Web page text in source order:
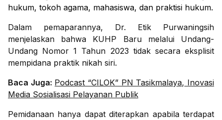
hukum, tokoh agama, mahasiswa, dan praktisi hukum.
Dalam pemaparannya, Dr. Etik Purwaningsih
menjelaskan bahwa KUHP Baru melalui Undang-
Undang Nomor 1 Tahun 2023 tidak secara eksplisit
mempidana praktik nikah siri.
Baca Juga: Podcast “CILOK” PN Tasikmalaya, Inovasi
Media Sosialisasi Pelayanan Publik
Pemidanaan hanya dapat diterapkan apabila terdapat